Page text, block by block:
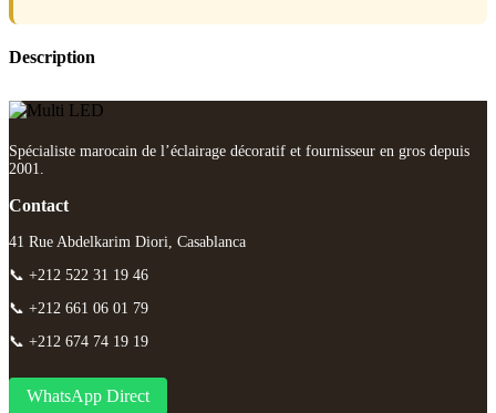
Description
Spécialiste marocain de l’éclairage décoratif et fournisseur en gros depuis
2001.
Contact
41 Rue Abdelkarim Diori, Casablanca
📞 +212 522 31 19 46
📞 +212 661 06 01 79
📞 +212 674 74 19 19
WhatsApp Direct